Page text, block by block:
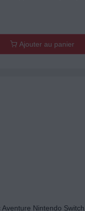
Ajouter au panier
Nintendo